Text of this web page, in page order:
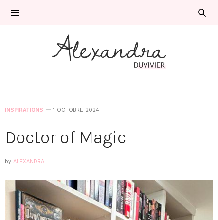
INSPIRATIONS 1 OCTOBRE 2024
Doctor of Magic
by ALEXANDRA